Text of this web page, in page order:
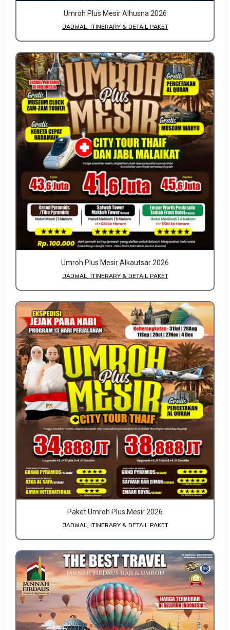
Umroh Plus Mesir Alhusna 2026
JADWAL, ITINERARY & DETAIL PAKET
Umroh Plus Mesir Alkautsar 2026
JADWAL, ITINERARY & DETAIL PAKET
Paket Umroh Plus Mesir 2026
JADWAL, ITINERARY & DETAIL PAKET